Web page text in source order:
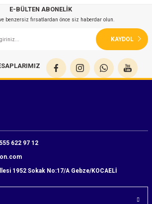
E-BÜLTEN ABONELİK
benzersiz fırsatlardan önce siz haberdar olun.
KAYDOL
622 97 12
1952 Sokak No:17/A Gebze/KOCAELİ